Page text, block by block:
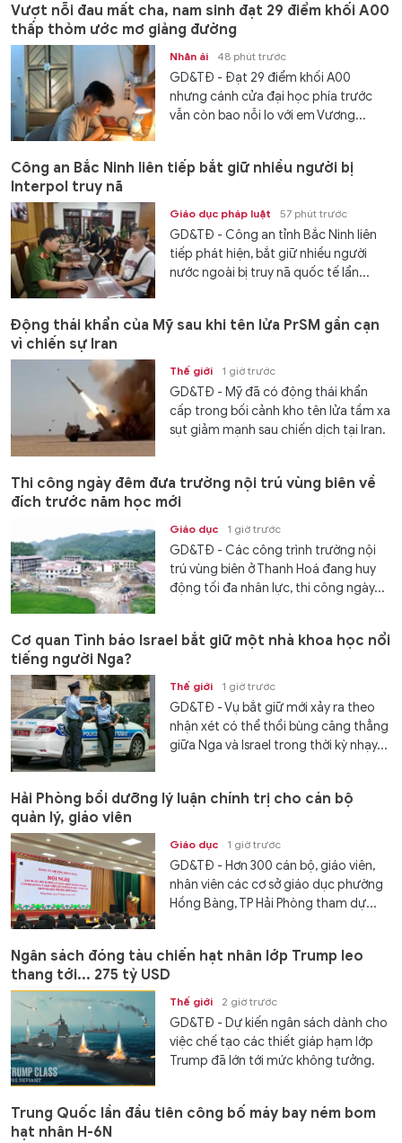
Vượt nỗi đau mất cha, nam sinh đạt 29 điểm khối A00
thấp thỏm ước mơ giảng đường
Nhân ái 48 phút trước
GD&TĐ - Đạt 29 điểm khối A00
nhưng cánh cửa đại học phía trước
vẫn còn bao nỗi lo với em Vương...
Công an Bắc Ninh liên tiếp bắt giữ nhiều người bị
Interpol truy nã
Giáo dục pháp luật 57 phút trước
GD&TĐ - Công an tỉnh Bắc Ninh liên
tiếp phát hiện, bắt giữ nhiều người
nước ngoài bị truy nã quốc tế lẩn...
Động thái khẩn của Mỹ sau khi tên lửa PrSM gần cạn
vì chiến sự Iran
Thế giới 1 giờ trước
GD&TĐ - Mỹ đã có động thái khẩn
cấp trong bối cảnh kho tên lửa tầm xa
sụt giảm mạnh sau chiến dịch tại Iran.
Thi công ngày đêm đưa trường nội trú vùng biên về
đích trước năm học mới
Giáo dục 1 giờ trước
GD&TĐ - Các công trình trường nội
trú vùng biên ở Thanh Hoá đang huy
động tối đa nhân lực, thi công ngày...
Cơ quan Tình báo Israel bắt giữ một nhà khoa học nổi
tiếng người Nga?
Thế giới 1 giờ trước
GD&TĐ - Vụ bắt giữ mới xảy ra theo
nhận xét có thể thổi bùng căng thẳng
giữa Nga và Israel trong thời kỳ nhạy...
Hải Phòng bồi dưỡng lý luận chính trị cho cán bộ
quản lý, giáo viên
Giáo dục 1 giờ trước
GD&TĐ - Hơn 300 cán bộ, giáo viên,
nhân viên các cơ sở giáo dục phường
Hồng Bàng, TP Hải Phòng tham dự...
Ngân sách đóng tàu chiến hạt nhân lớp Trump leo
thang tới... 275 tỷ USD
Thế giới 2 giờ trước
GD&TĐ - Dự kiến ngân sách dành cho
việc chế tạo các thiết giáp hạm lớp
Trump đã lớn tới mức không tưởng.
Trung Quốc lần đầu tiên công bố máy bay ném bom
hạt nhân H-6N